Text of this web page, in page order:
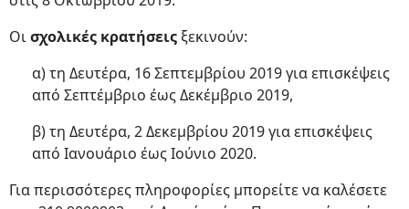
Οισχολικές κρατήσεις ξεκινούν:
α) τη Δευτέρα, 16 Σεπτεμβρίου 2019 για επισκέψεις
από Σεπτέμβριο έως Δεκέμβριο 2019,
β) τη Δευτέρα, 2 Δεκεμβρίου 2019 για επισκέψεις
από Ιανουάριο έως Ιούνιο 2020.
Για περισσότερες πληροφορίες μπορείτε να καλέσετε